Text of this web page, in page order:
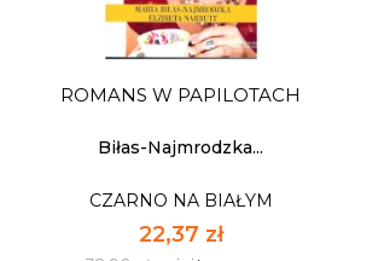
ROMANS W PAPILOTACH
Biłas-Najmrodzka...
CZARNO NA BIAŁYM
22,37 zł